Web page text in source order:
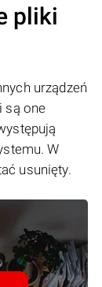
pliki
urządzeń
są one
W
usunięty.